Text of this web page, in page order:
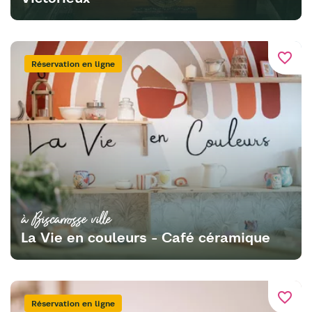
favorite_border
Réservation en ligne
à Biscarrosse ville
La Vie en couleurs - Café céramique
favorite_border
Réservation en ligne